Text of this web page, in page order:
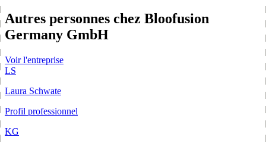
Autres personnes chez Bloofusion
Germany GmbH
Voir l'entreprise
LS
Laura Schwate
Profil professionnel
KG